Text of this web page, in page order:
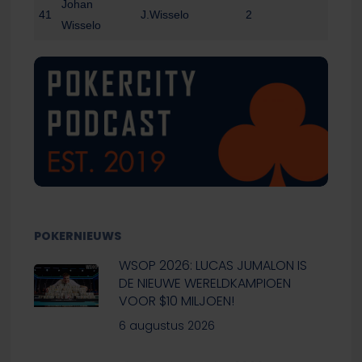
41
Johan
Wisselo
J.Wisselo 2
POKERNIEUWS
WSOP 2026: LUCAS JUMALON IS
DE NIEUWE WERELDKAMPIOEN
VOOR $10 MILJOEN!
6 augustus 2026